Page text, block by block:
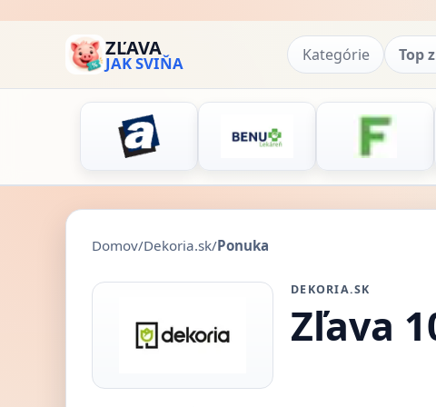
ZĽAVA
JAK SVIŇA Kategórie Top
Domov/Dekoria.sk/Ponuka
DEKORIA.SK
Zľava